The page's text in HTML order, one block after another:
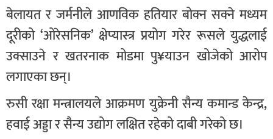
बेलायत र जर्मनीले आणविक हतियार बोक्न सक्ने मध्यम
दूरीको ‘ओरेसनिक’ क्षेप्यास्त्र प्रयोग गरेर रूसले युद्धलाई
उक्साउने र खतरनाक मोडमा पु¥याउन खोजेको आरोप
लगाएका छन्।
रुसी रक्षा मन्त्रालयले आक्रमण युक्रेनी सैन्य कमान्ड केन्द्र,
हवाई अड्डा र सैन्य उद्योग लक्षित रहेको दाबी गरेको छ।